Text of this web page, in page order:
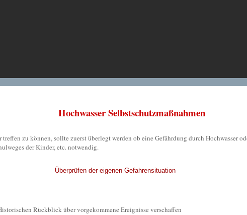
Hochwasser Selbstschutzmaßnahmen
zu können, sollte zuerst überlegt werden ob eine Gefährdung durch Hochwasser
der Kinder, etc. notwendig.
Überprüfen der eigenen Gefahrensituation
Rückblick über vorgekommene Ereignisse verschaffen